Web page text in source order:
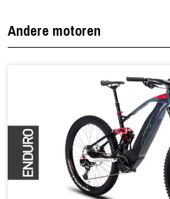
Andere motoren